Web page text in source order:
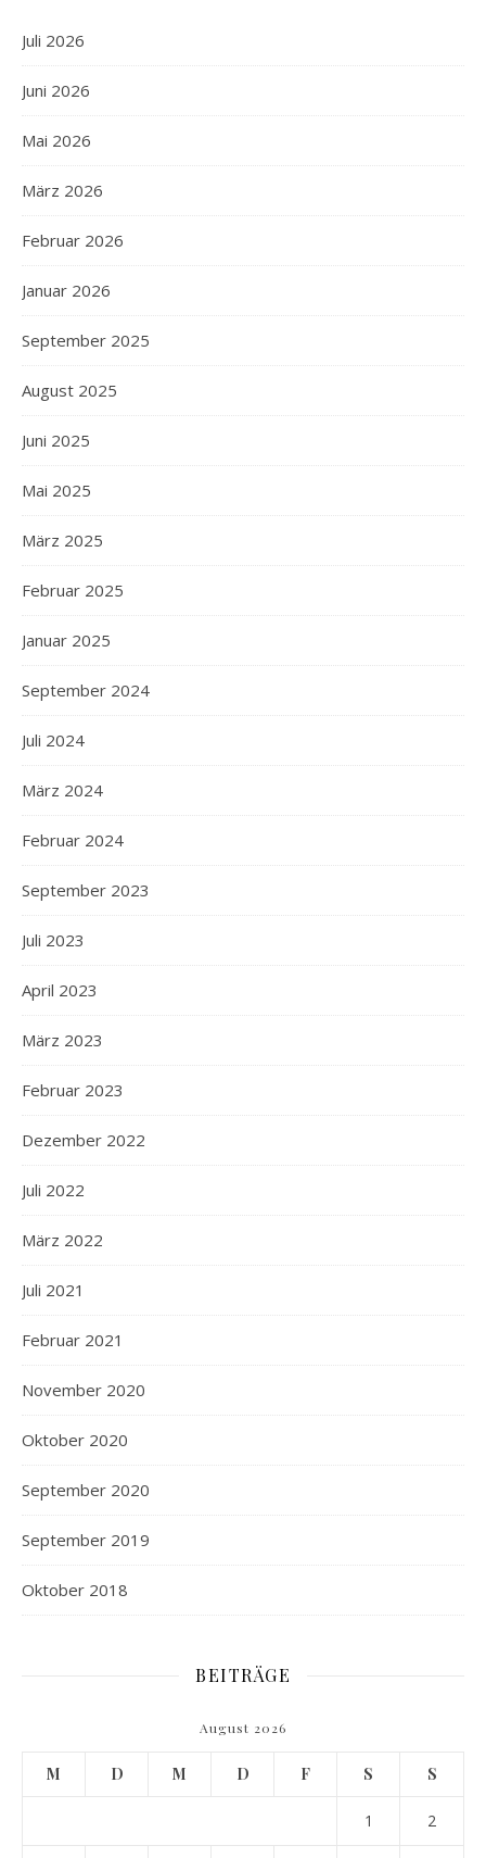
Juli 2026
Juni 2026
Mai 2026
März 2026
Februar 2026
Januar 2026
September 2025
August 2025
Juni 2025
Mai 2025
März 2025
Februar 2025
Januar 2025
September 2024
Juli 2024
März 2024
Februar 2024
September 2023
Juli 2023
April 2023
März 2023
Februar 2023
Dezember 2022
Juli 2022
März 2022
Juli 2021
Februar 2021
November 2020
Oktober 2020
September 2020
September 2019
Oktober 2018
BEITRÄGE
August 2026
M D M D F S S
1 2